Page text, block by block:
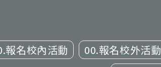
報名校內活動 00.報名校外活動